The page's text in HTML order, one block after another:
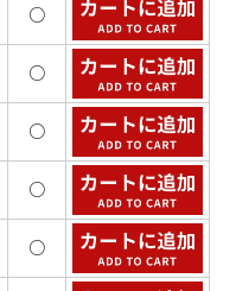
○
○
○
○
○